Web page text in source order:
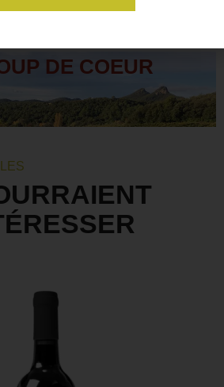
DE COEUR